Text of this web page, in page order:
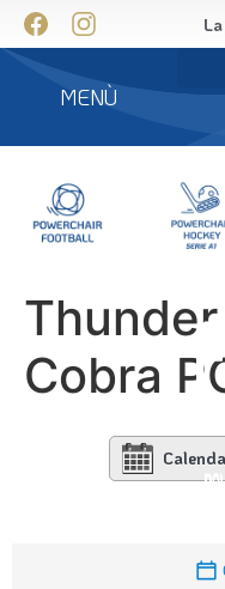
MENÙ
Cobra